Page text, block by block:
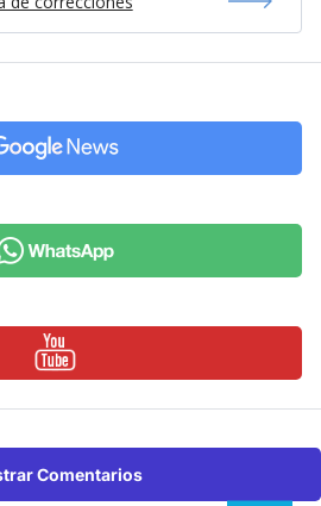
Comentarios